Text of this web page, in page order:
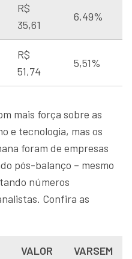
R$
35,61
6,49%
R$
51,74
5,51%
mais força sobre as
e tecnologia, mas os
foram de empresas
pós-balanço – mesmo
números
Confira as
VALOR VARSEM